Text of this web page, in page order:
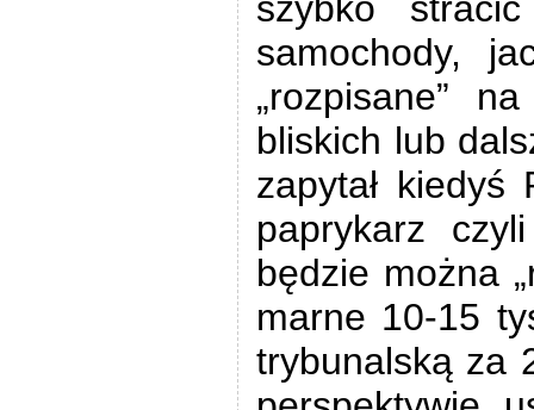
samochody,
„rozpisane”
bliskich lub
zapytał kiedyś
paprykarz
będzie można
marne 10-15
trybunalską za